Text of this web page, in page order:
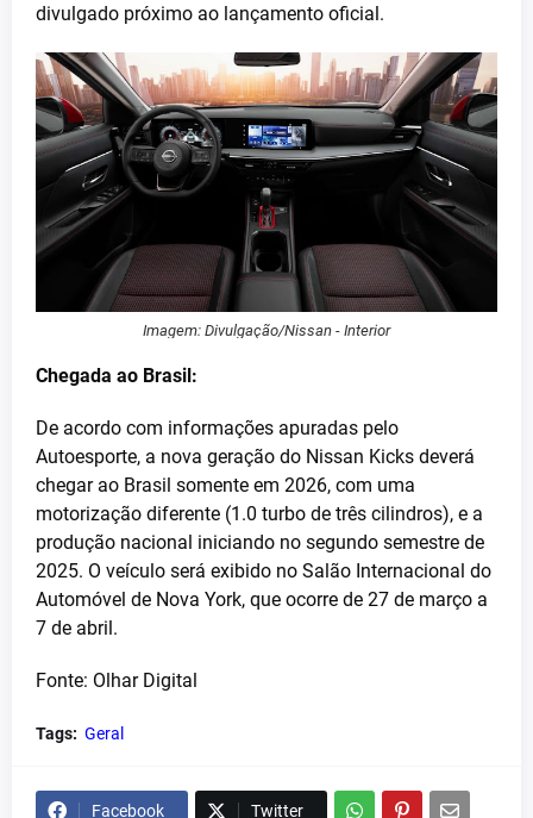
divulgado próximo ao lançamento oficial.
Imagem: Divulgação/Nissan - Interior
Chegada ao Brasil:
De acordo com informações apuradas pelo
Autoesporte, a nova geração do Nissan Kicks deverá
chegar ao Brasil somente em 2026, com uma
motorização diferente (1.0 turbo de três cilindros), e a
produção nacional iniciando no segundo semestre de
2025. O veículo será exibido no Salão Internacional do
Automóvel de Nova York, que ocorre de 27 de março a
7 de abril.
Fonte: Olhar Digital
Tags: Geral
Facebook Twitter